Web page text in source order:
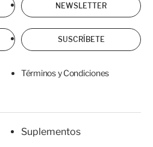
NEWSLETTER
SUSCRÍBETE
Términos y Condiciones
Suplementos